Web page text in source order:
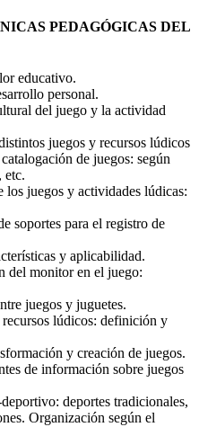
PEDAGÓGICAS DEL
educativo.
personal.
del juego y la actividad
juegos y recursos lúdicos
de juegos: según
etc.
juegos y actividades lúdicas:
soportes para el registro de
y aplicabilidad.
del monitor en el juego:
juegos y juguetes.
lúdicos: definición y
y creación de juegos.
de información sobre juegos
deportes tradicionales,
Organización según el